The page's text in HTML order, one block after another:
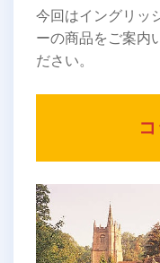
今回はイングリッ
ーの商品をご案内
ださい。